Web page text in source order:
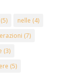
(5) nelle (4)
(7)
(3)
(5)